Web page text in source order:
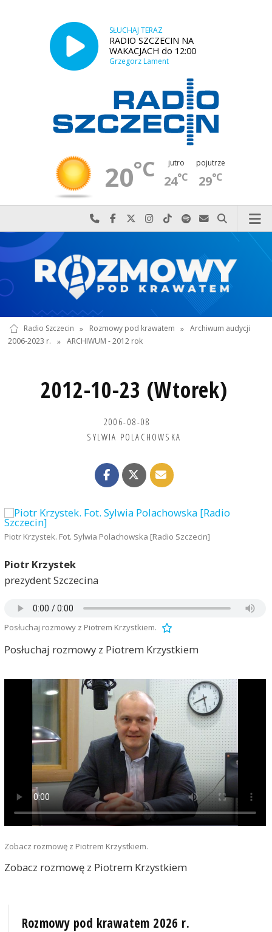
SŁUCHAJ TERAZ
RADIO SZCZECIN NA
WAKACJACH do 12:00
Grzegorz Lament
20°C jutro
24°C
pojutrze
29°C
Najlepiej po prostu do nas zadzwoń
Odwiedź nas na Facebook-u
Odwiedź nas na X
Odwiedź nas na Instagram-ie
Odwiedź nas na TikTok-u
Szukaj nas na Spotify
Wyślij do nas
Szukaj
Radio Szczecin » Rozmowy pod krawatem » Archiwum audycji
2006-2023 r.
» ARCHIWUM - 2012 rok
2012-10-23 (Wtorek)
2006-08-08
SYLWIA POLACHOWSKA
Piotr Krzystek. Fot. Sylwia Polachowska [Radio Szczecin]
Piotr Krzystek
prezydent Szczecina
Posłuchaj rozmowy z Piotrem Krzystkiem.
Posłuchaj rozmowy z Piotrem Krzystkiem
Zobacz rozmowę z Piotrem Krzystkiem.
Zobacz rozmowę z Piotrem Krzystkiem
Rozmowy pod krawatem 2026 r.